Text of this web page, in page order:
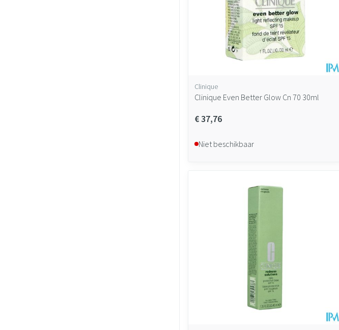
Clinique
Clinique Even Better Glow Cn 70 30ml
€ 37,76
Niet beschikbaar